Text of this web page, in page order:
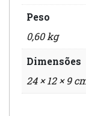
Peso
0,60 kg
Dimensões
24 × 12 × 9